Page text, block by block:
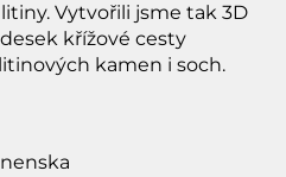
Vytvořili jsme tak 3D
křížové cesty
kamen i soch.